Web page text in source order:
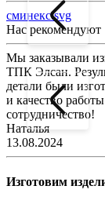
сминекс.svg
Нас рекомендуют
Мы заказывали
ТПК Элсан.
детали были
и качество
сотрудничество!
Наталья
13.08.2024
Изготовим